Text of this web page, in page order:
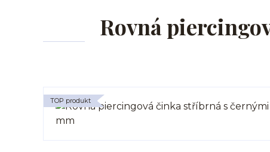
Rovná
TOP produkt